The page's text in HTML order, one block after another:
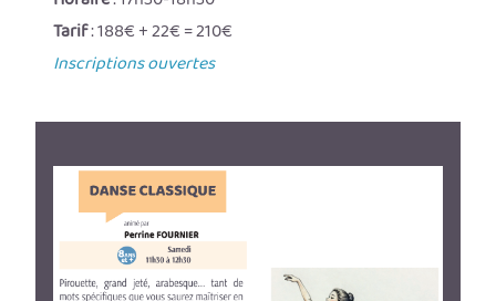
Tarif: 188€ + 22€ = 210€
Inscriptions ouvertes